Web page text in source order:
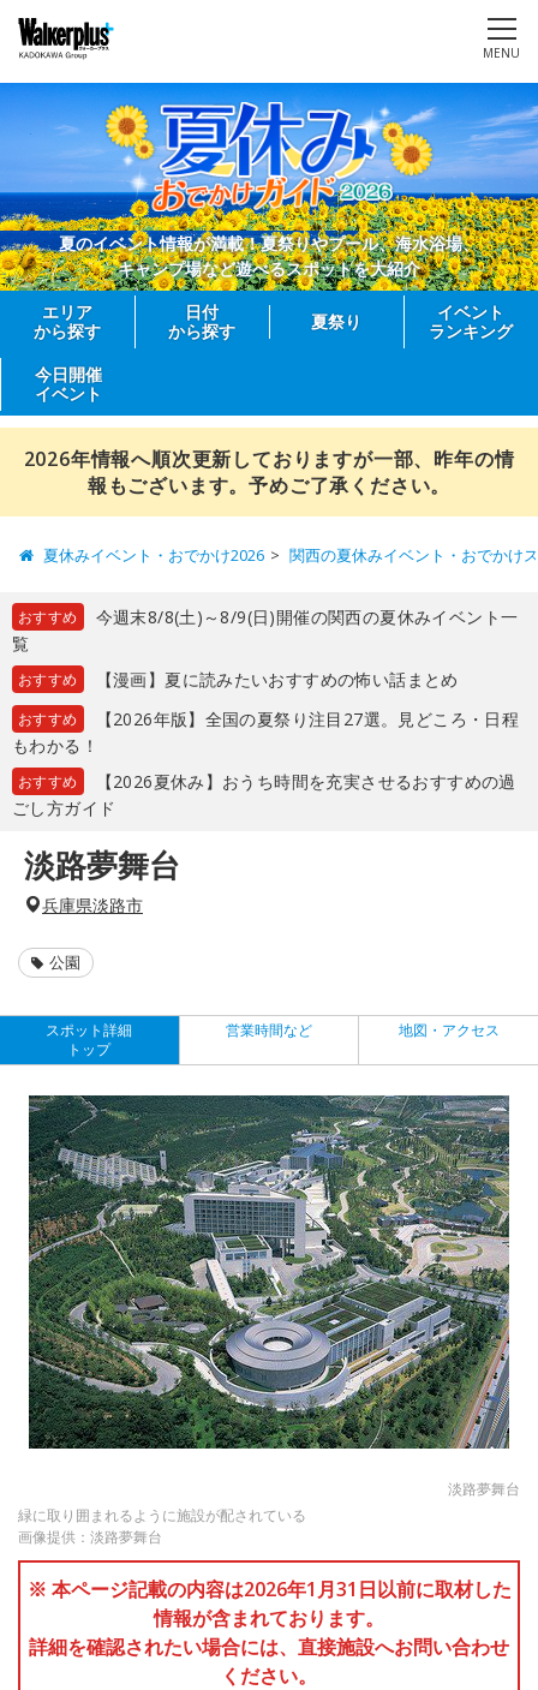
MENU
夏のイベント情報が満載！夏祭りやプール、海水浴場、
キャンプ場など遊べるスポットを大紹介
エリア
から探す
日付
から探す
夏祭り
イベント
ランキング
今日開催
イベント
2026年情報へ順次更新しておりますが一部、昨年の情
報もございます。予めご了承ください。
夏休みイベント・おでかけ2026 関西の夏休みイベント・おでかけ
おすすめ
今週末8/8(土)～8/9(日)開催の関西の夏休みイベント一
覧
おすすめ 【漫画】夏に読みたいおすすめの怖い話まとめ
おすすめ
【2026年版】全国の夏祭り注目27選。見どころ・日程
もわかる！
おすすめ
【2026夏休み】おうち時間を充実させるおすすめの過
ごし方ガイド
淡路夢舞台
兵庫県淡路市
公園
スポット詳細
トップ
営業時間など 地図・アクセス
淡路夢舞台
緑に取り囲まれるように施設が配されている
画像提供：淡路夢舞台
※ 本ページ記載の内容は2026年1月31日以前に取材した
情報が含まれております。
詳細を確認されたい場合には、直接施設へお問い合わせ
ください。